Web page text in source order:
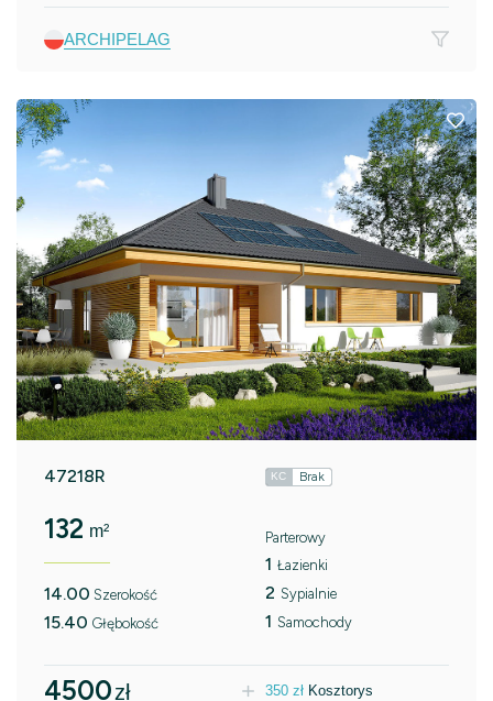
ARCHIPELAG
47218R KC Brak
132 m²
14.00 Szerokość
15.40 Głębokość
Parterowy
1 Łazienki
2 Sypialnie
1 Samochody
4500zł 350 zł Kosztorys